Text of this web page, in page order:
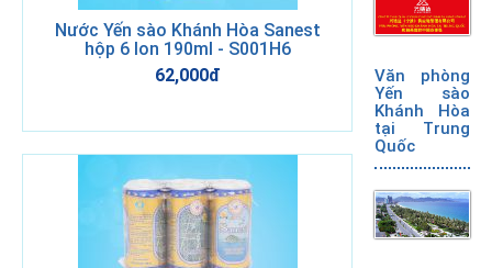
Nước Yến sào Khánh Hòa Sanest
hộp 6 lon 190ml - S001H6
62,000đ
Văn phòng
Yến sào
Khánh Hòa
tại Trung
Quốc